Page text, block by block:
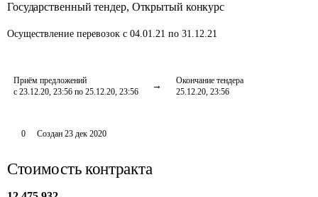
Государственный тендер, Открытый конкурс
Осуществление перевозок с 04.01.21 по 31.12.21
Приём предложений
с 23.12.20, 23:56 по 25.12.20, 23:56
Окончание тендера
25.12.20, 23:56
0 Создан 23 дек 2020
Стоимость контракта